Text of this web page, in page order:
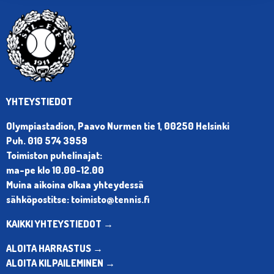
YHTEYSTIEDOT
Olympiastadion, Paavo Nurmen tie 1, 00250 Helsinki
Puh. 010 574 3959
Toimiston puhelinajat:
ma-pe klo 10.00-12.00
Muina aikoina olkaa yhteydessä
sähköpostitse: toimisto@tennis.fi
KAIKKI YHTEYSTIEDOT →
ALOITA HARRASTUS →
ALOITA KILPAILEMINEN →